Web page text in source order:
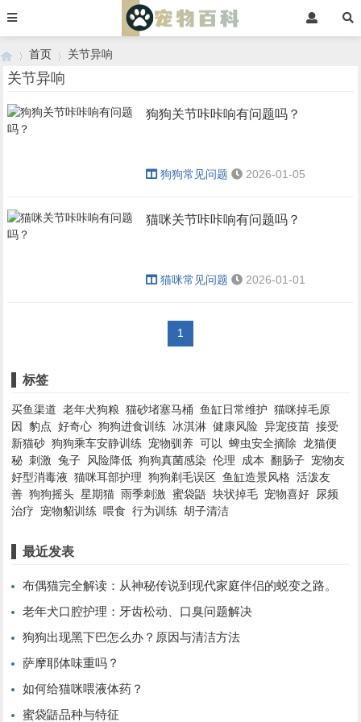
›
首页 关节异响
关节异响
狗狗关节咔咔响有问题吗？
狗狗常见问题 2026-01-05
猫咪关节咔咔响有问题吗？
猫咪常见问题 2026-01-01
1
标签
买鱼渠道 老年犬狗粮 猫砂堵塞马桶 鱼缸日常维护 猫咪掉毛原
因
豹点 好奇心 狗狗进食训练 冰淇淋 健康风险 异宠疫苗 接受
新猫砂 狗狗乘车安静训练 宠物驯养 可以 蜱虫安全摘除 龙猫便
秘 刺激 兔子 风险降低 狗狗真菌感染 伦理 成本 翻肠子 宠物友
好型消毒液 猫咪耳部护理 狗狗剃毛误区 鱼缸造景风格 活泼友
善 狗狗摇头 星期猫 雨季刺激 蜜袋鼯 块状掉毛 宠物喜好
尿频
治疗
宠物貂训练 喂食 行为训练 胡子清洁
最近发表
布偶猫完全解读：从神秘传说到现代家庭伴侣的蜕变之路。
老年犬口腔护理：牙齿松动、口臭问题解决
狗狗出现黑下巴怎么办？原因与清洁方法
萨摩耶体味重吗？
如何给猫咪喂液体药？
蜜袋鼯品种与特征